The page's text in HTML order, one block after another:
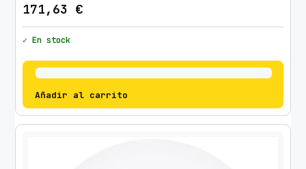
171,63 €
✓ En stock
Añadir al carrito